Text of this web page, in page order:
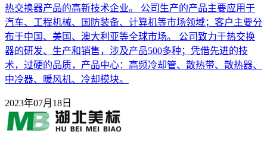
热交换器产品的高新技术企业。 公司生产的产品主要应用于
汽车、工程机械、国防装备、计算机等市场领域；客户主要分
布于中国、美国、澳大利亚等全球市场。 公司致力于热交换
器的研发、生产和销售，涉及产品500多种；凭借先进的技
术，过硬的品质，产品中心：高频冷却管、散热带、散热器、
中冷器、暖风机、冷却模块。
2023年07月18日